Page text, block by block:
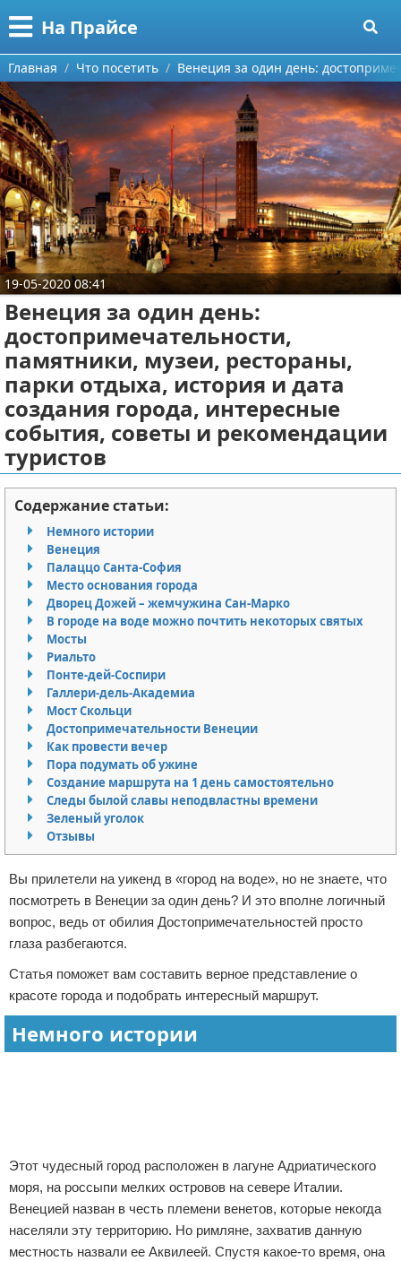
На Прайсе
Меню
Главная
Категории
Разное про покупки
Aliexpress
Сделай онлайн
Кемпинг
Круизы
Направления отдыха
Что посетить
Авиаперелеты
Отели
Полезное для туристов
Отдых на природе
Аренда автомобилей
Документы и визы
Билеты
Планирование отдыха
Пляжный отдых
Турагенства
Экстримальный отдых
Поиск
О проекте
Контакты
Сотрудничество
Размещение рекламы
Для правообладателей
Условия предоставления информации
Отказ от ответственности
Главная Что посетить Венеция за один день:
19-05-2020 08:41
Венеция за один день:
достопримечательности,
памятники, музеи, рестораны,
парки отдыха, история и дата
создания города, интересные
события, советы и рекомендации
туристов
Содержание статьи:
Немного истории
Венеция
Палаццо Санта-София
Место основания города
Дворец Дожей – жемчужина Сан-Марко
В городе на воде можно почтить некоторых святых
Мосты
Риальто
Понте-дей-Соспири
Галлери-дель-Академиа
Мост Скольци
Достопримечательности Венеции
Как провести вечер
Пора подумать об ужине
Создание маршрута на 1 день самостоятельно
Следы былой славы неподвластны времени
Зеленый уголок
Отзывы
Вы прилетели на уикенд в «город на воде», но не знаете, что
посмотреть в Венеции за один день? И это вполне логичный
вопрос, ведь от обилия Достопримечательностей просто
глаза разбегаются.
Статья поможет вам составить верное представление о
красоте города и подобрать интересный маршрут.
Немного истории
Этот чудесный город расположен в лагуне Адриатического
моря, на россыпи мелких островов на севере Италии.
Венецией назван в честь племени венетов, которые некогда
населяли эту территорию. Но римляне, захватив данную
местность назвали ее Аквилеей. Спустя какое-то время, она